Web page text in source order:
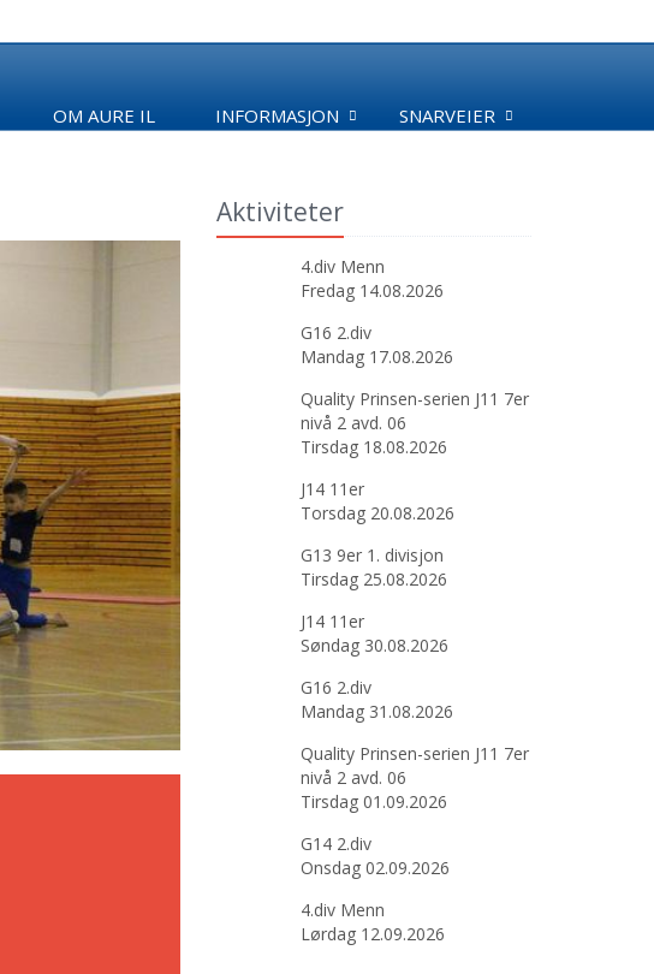
OM AURE IL INFORMASJON SNARVEIER
Aktiviteter
4.div Menn
Fredag 14.08.2026
G16 2.div
Mandag 17.08.2026
Quality Prinsen-serien J11 7er
nivå 2 avd. 06
Tirsdag 18.08.2026
J14 11er
Torsdag 20.08.2026
G13 9er 1. divisjon
Tirsdag 25.08.2026
J14 11er
Søndag 30.08.2026
G16 2.div
Mandag 31.08.2026
Quality Prinsen-serien J11 7er
nivå 2 avd. 06
Tirsdag 01.09.2026
G14 2.div
Onsdag 02.09.2026
4.div Menn
Lørdag 12.09.2026